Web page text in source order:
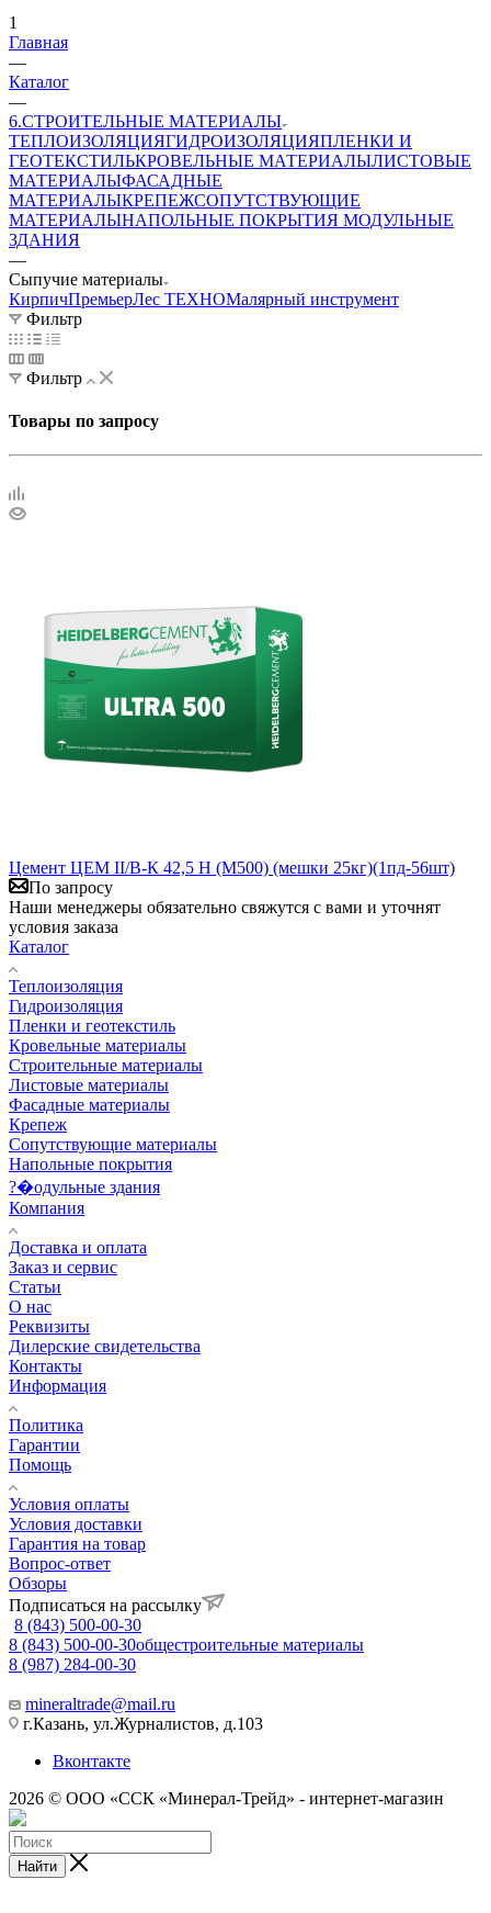
1
Главная
—
Каталог
—
6.СТРОИТЕЛЬНЫЕ МАТЕРИАЛЫ
ТЕПЛОИЗОЛЯЦИЯГИДРОИЗОЛЯЦИЯПЛЕНКИ И
ГЕОТЕКСТИЛЬКРОВЕЛЬНЫЕ МАТЕРИАЛЫЛИСТОВЫЕ
МАТЕРИАЛЫФАСАДНЫЕ
МАТЕРИАЛЫКРЕПЕЖСОПУТСТВУЮЩИЕ
МАТЕРИАЛЫНАПОЛЬНЫЕ ПОКРЫТИЯ МОДУЛЬНЫЕ
ЗДАНИЯ
—
Сыпучие материалы
КирпичПремьерЛес ТЕХНОМалярный инструмент
Фильтр
Фильтр
Товары по запросу
Цемент ЦЕМ II/В-К 42,5 Н (М500) (мешки 25кг)(1пд-56шт)
По запросу
Наши менеджеры обязательно свяжутся с вами и уточнят
условия заказа
Каталог
Теплоизоляция
Гидроизоляция
Пленки и геотекстиль
Кровельные материалы
Строительные материалы
Листовые материалы
Фасадные материалы
Крепеж
Сопутствующие материалы
Напольные покрытия
?�одульные здания
Компания
Доставка и оплата
Заказ и сервис
Статьи
О нас
Реквизиты
Дилерские свидетельства
Контакты
Информация
Политика
Гарантии
Помощь
Условия оплаты
Условия доставки
Гарантия на товар
Вопрос-ответ
Обзоры
Подписаться на рассылку
8 (843) 500-00-30
8 (843) 500-00-30общестроительные материалы
8 (987) 284-00-30
mineraltrade@mail.ru
г.Казань, ул.Журналистов, д.103
Вконтакте
2026 © ООО «ССК «Минерал-Трейд» - интернет-магазин
Найти